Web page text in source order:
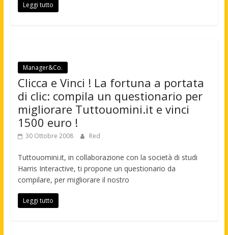
Leggi tutto
Manager&Co.
Clicca e Vinci ! La fortuna a portata
di clic: compila un questionario per
migliorare Tuttouomini.it e vinci
1500 euro !
30 Ottobre 2008 Red
Tuttouomini.it, in collaborazione con la società di studi
Harris Interactive, ti propone un questionario da
compilare, per migliorare il nostro
Leggi tutto